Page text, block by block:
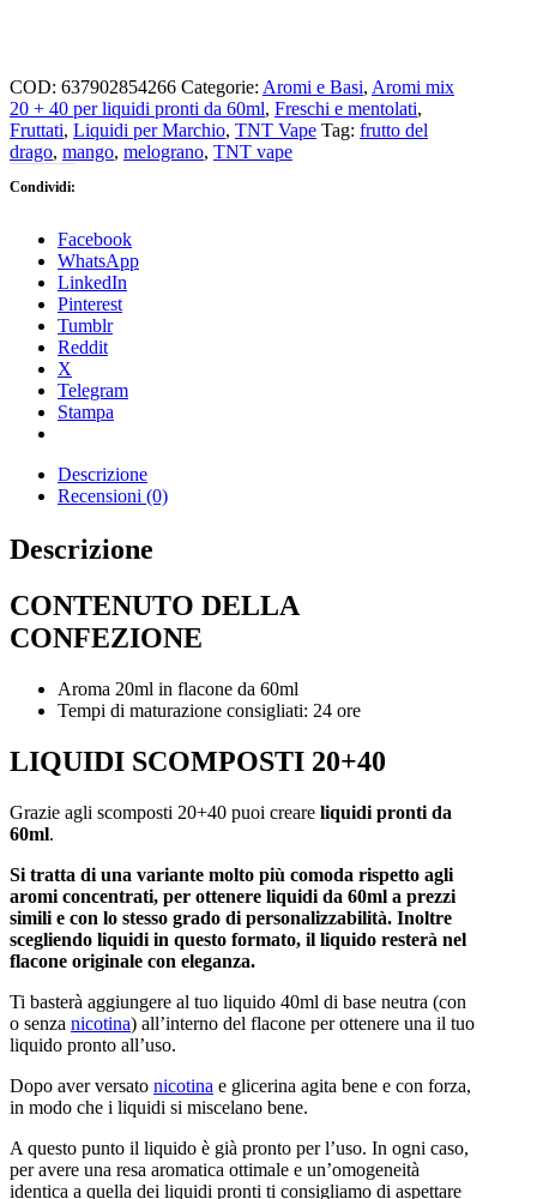
COD: 637902854266 Categorie: Aromi e Basi, Aromi mix
20 + 40 per liquidi pronti da 60ml, Freschi e mentolati,
Fruttati, Liquidi per Marchio, TNT Vape Tag: frutto del
drago, mango, melograno, TNT vape
Condividi:
Facebook
WhatsApp
LinkedIn
Pinterest
Tumblr
Reddit
X
Telegram
Stampa
Descrizione
Recensioni (0)
Descrizione
CONTENUTO DELLA
CONFEZIONE
Aroma 20ml in flacone da 60ml
Tempi di maturazione consigliati: 24 ore
LIQUIDI SCOMPOSTI 20+40
Grazie agli scomposti 20+40 puoi creare liquidi pronti da
60ml.
Si tratta di una variante molto più comoda rispetto agli
aromi concentrati, per ottenere liquidi da 60ml a prezzi
simili e con lo stesso grado di personalizzabilità. Inoltre
scegliendo liquidi in questo formato, il liquido resterà nel
flacone originale con eleganza.
Ti basterà aggiungere al tuo liquido 40ml di base neutra (con
o senza nicotina) all’interno del flacone per ottenere una il tuo
liquido pronto all’uso.
Dopo aver versato nicotina e glicerina agita bene e con forza,
in modo che i liquidi si miscelano bene.
A questo punto il liquido è già pronto per l’uso. In ogni caso,
per avere una resa aromatica ottimale e un’omogeneità
identica a quella dei liquidi pronti ti consigliamo di aspettare